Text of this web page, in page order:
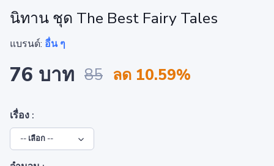
นิทาน ชุด The Best Fairy Tales
แบรนด์: อื่น ๆ
76 บาท 85 ลด 10.59%
เรื่อง :